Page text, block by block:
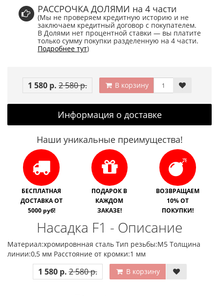
РАССРОЧКА ДОЛЯМИ на 4 части
(Мы не проверяем кредитную историю и не
заключаем кредитный договор с покупателем.
В Долями нет процентной ставки — вы платите
только сумму покупки разделенную на 4 части.
Подробнее тут)
1 580 р. 2 580 р. В корзину
Информация о доставке
Наши уникальные преимущества!
БЕСПЛАТНАЯ
ДОСТАВКА ОТ
5000 руб!
ПОДАРОК В
КАЖДОМ
ЗАКАЗЕ!
ВОЗВРАЩАЕМ
10% ОТ
ПОКУПКИ!
Насадка F1 - Описание
Материал:хромировнная сталь Тип резьбы:М5 Толщина
линии:0,5 мм Расстояние от кромки:1 мм
1 580 р. 2 580 р. В корзину